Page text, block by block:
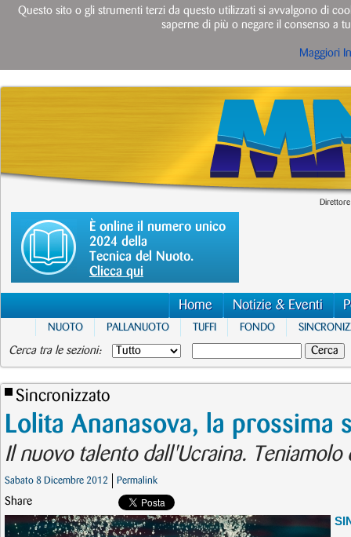
È online il numero unico
2024 della
Tecnica del Nuoto.
Clicca qui
Home Notizie & Eventi
NUOTO PALLANUOTO TUFFI FONDO
Cerca tra le sezioni:
Sincronizzato
Lolita Ananasova, la prossima
Il nuovo talento dall'Ucraina. Teniamolo
Sabato 8 Dicembre 2012 Permalink
Share
Questo sito o gli strumenti terzi da questo utilizzati si avvalgono di
saperne di più o negare il consenso a
Maggiori